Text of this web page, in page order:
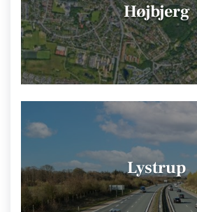
Højbjerg
Lystrup